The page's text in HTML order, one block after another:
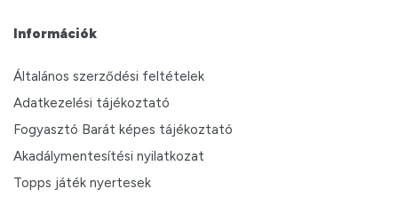
Információk
Általános szerződési feltételek
Adatkezelési tájékoztató
Fogyasztó Barát képes tájékoztató
Akadálymentesítési nyilatkozat
Topps játék nyertesek